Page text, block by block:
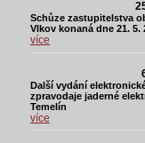
Schůze zastupitelstva
Vlkov konaná dne 21. 5.
více
Další vydání
zpravodaje jaderné
Temelín
více